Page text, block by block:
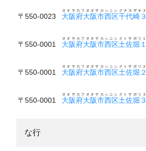
〒550-0023 大阪府大阪市西区千代崎３
オオサカフオオサカシニシクチヨザキ３
〒550-0001 大阪府大阪市西区土佐堀１
オオサカフオオサカシニシクトサボリ１
〒550-0001 大阪府大阪市西区土佐堀２
オオサカフオオサカシニシクトサボリ２
〒550-0001 大阪府大阪市西区土佐堀３
オオサカフオオサカシニシクトサボリ３
な行